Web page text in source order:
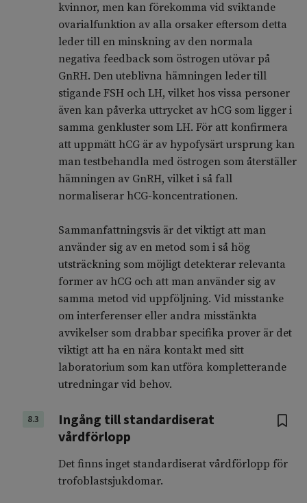
kvinnor, men kan förekomma vid sviktande
ovarialfunktion av alla orsaker eftersom detta
leder till en minskning av den normala
negativa feedback som östrogen utövar på
GnRH. Den uteblivna hämningen leder till
stigande FSH och LH, vilket hos vissa personer
även kan påverka uttrycket av hCG som ligger i
samma genkluster som LH. För att konfirmera
att uppmätt hCG är av hypofysärt ursprung kan
man testbehandla med östrogen som återställer
hämningen av GnRH, vilket i så fall
normaliserar hCG-koncentrationen.
Sammanfattningsvis är det viktigt att man
använder sig av en metod som i så hög
utsträckning som möjligt detekterar relevanta
former av hCG och att man använder sig av
samma metod vid uppföljning. Vid misstanke
om interferenser eller andra misstänkta
avvikelser som drabbar specifika prover är det
viktigt att ha en nära kontakt med sitt
laboratorium som kan utföra kompletterande
utredningar vid behov.
8.3
Ingång till standardiserat
vårdförlopp
Det finns inget standardiserat vårdförlopp för
trofoblastsjukdomar.